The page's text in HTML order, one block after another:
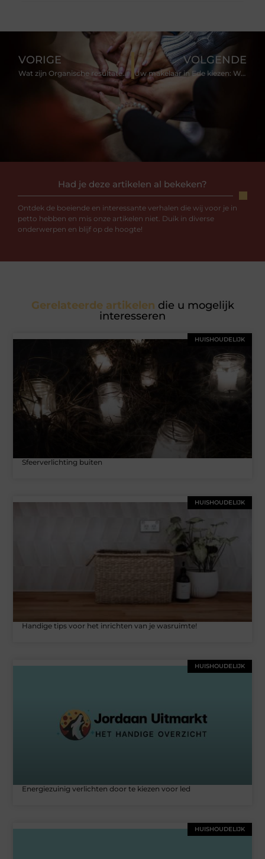
Had je deze artikelen al bekeken?
Ontdek de boeiende en interessante verhalen die wij voor je in
petto hebben en mis onze artikelen niet. Duik in diverse
onderwerpen en blijf op de hoogte!
VORIGE
Wat zijn Organische resultaten en hoe werkt het precies?
VOLGENDE
Uw makelaar in Ede kiezen: Waarom het belangrijk is en hoe u het doet
Gerelateerde artikelen die u mogelijk
interesseren
HUISHOUDELIJK
Sfeerverlichting buiten
HUISHOUDELIJK
Handige tips voor het inrichten van je wasruimte!
HUISHOUDELIJK
Energiezuinig verlichten door te kiezen voor led
HUISHOUDELIJK